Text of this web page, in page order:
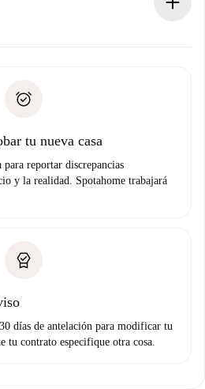
haremos ningún cargo y te
problema.
tu nueva casa
para reportar discrepancias
y la realidad. Spotahome trabajará
días de antelación para modificar tu
tu contrato especifique otra cosa.